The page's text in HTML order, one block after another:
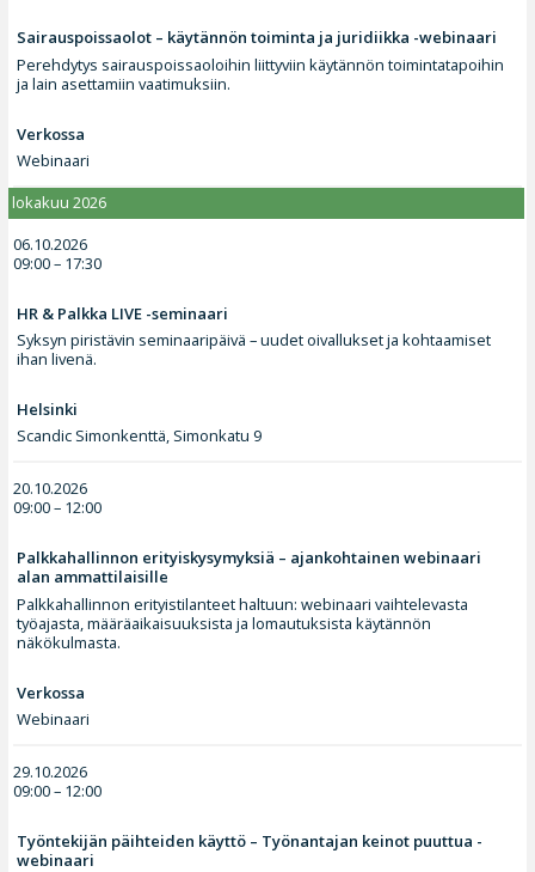
Sairauspoissaolot – käytännön toiminta ja juridiikka -webinaari
Perehdytys sairauspoissaoloihin liittyviin käytännön toimintatapoihin
ja lain asettamiin vaatimuksiin.
Verkossa
Webinaari
lokakuu 2026
06.10.2026
09:00 – 17:30
HR & Palkka LIVE -seminaari
Syksyn piristävin seminaaripäivä – uudet oivallukset ja kohtaamiset
ihan livenä.
Helsinki
Scandic Simonkenttä, Simonkatu 9
20.10.2026
09:00 – 12:00
Palkkahallinnon erityiskysymyksiä – ajankohtainen webinaari
alan ammattilaisille
Palkkahallinnon erityistilanteet haltuun: webinaari vaihtelevasta
työajasta, määräaikaisuuksista ja lomautuksista käytännön
näkökulmasta.
Verkossa
Webinaari
29.10.2026
09:00 – 12:00
Työntekijän päihteiden käyttö – Työnantajan keinot puuttua -
webinaari